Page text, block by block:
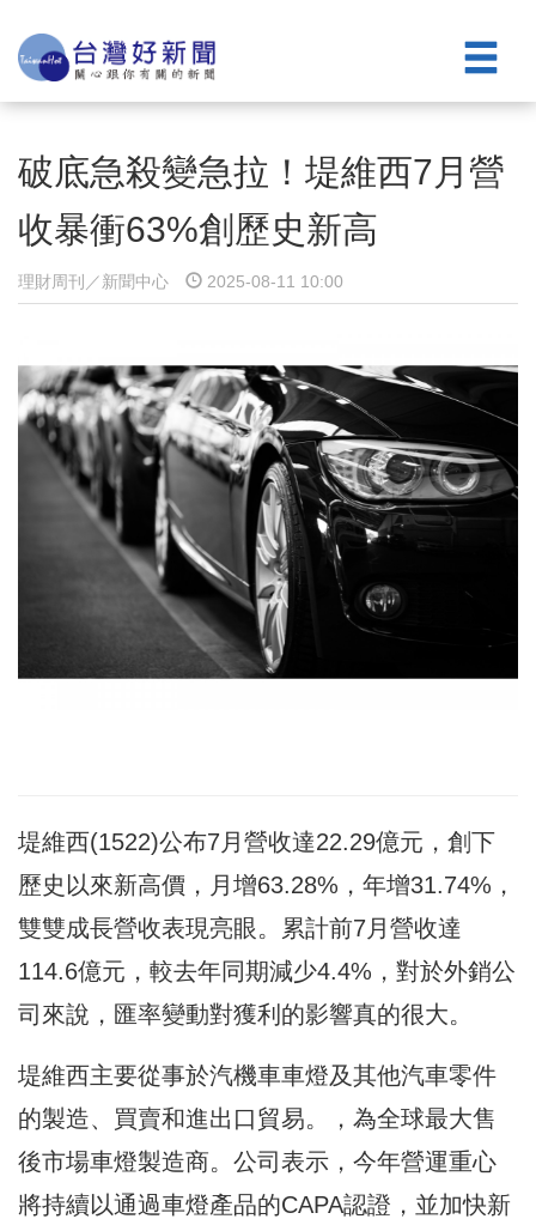
破底急殺變急拉！堤維西7月營
收暴衝63%創歷史新高
理財周刊／新聞中心 2025-08-11 10:00
堤維西(1522)公布7月營收達22.29億元，創下
歷史以來新高價，月增63.28%，年增31.74%，
雙雙成長營收表現亮眼。累計前7月營收達
114.6億元，較去年同期減少4.4%，對於外銷公
司來說，匯率變動對獲利的影響真的很大。
堤維西主要從事於汽機車車燈及其他汽車零件
的製造、買賣和進出口貿易。，為全球最大售
後市場車燈製造商。公司表示，今年營運重心
將持續以通過車燈產品的CAPA認證，並加快新